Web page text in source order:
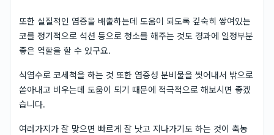
또한 실질적인 염증을 배출하는데 도움이 되도록 깊숙히 쌓여있는
코를 정기적으로 석션 등으로 청소를 해주는 것도 경과에 일정부분
좋은 역할을 할 수 있구요.
식염수로 코세척을 하는 것 또한 염증성 분비물을 씻어내서 밖으로
쏟아내고 비우는데 도움이 되기 때문에 적극적으로 해보시면 좋겠
습니다.
여러가지가 잘 맞으면 빠르게 잘 낫고 지나가기도 하는 것이 축농